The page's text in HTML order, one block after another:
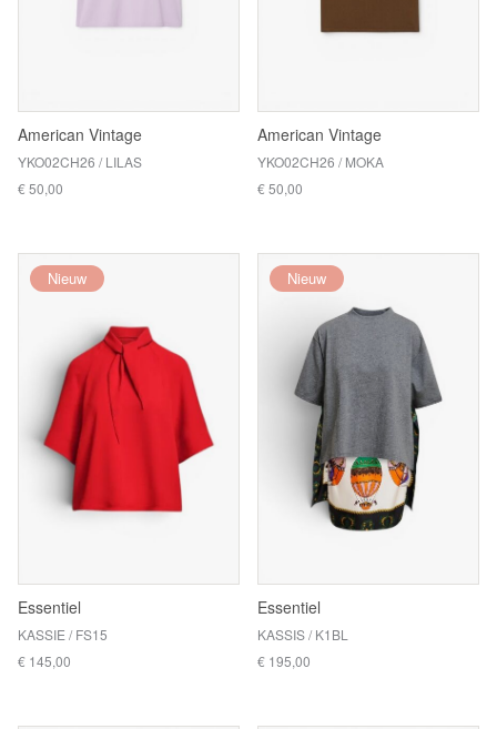
American Vintage
YKO02CH26 / LILAS
€ 50,00
American Vintage
YKO02CH26 / MOKA
€ 50,00
Nieuw
Essentiel
KASSIE / FS15
€ 145,00
Nieuw
Essentiel
KASSIS / K1BL
€ 195,00